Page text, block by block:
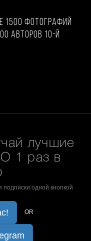
1500 фотографий
авторов 10-й
лучшие
1 раз в
подписки одной кнопкой
OR